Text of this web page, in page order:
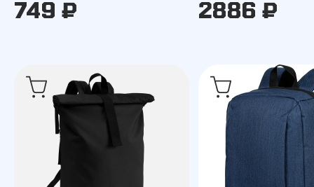
749 ₽ 2886 ₽